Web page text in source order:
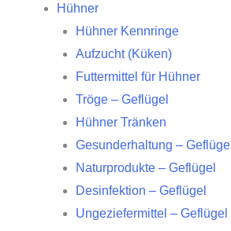
Hühner
Hühner Kennringe
Aufzucht (Küken)
Futtermittel für Hühner
Tröge – Geflügel
Hühner Tränken
Gesunderhaltung – Geflügel
Naturprodukte – Geflügel
Desinfektion – Geflügel
Ungeziefermittel – Geflügel